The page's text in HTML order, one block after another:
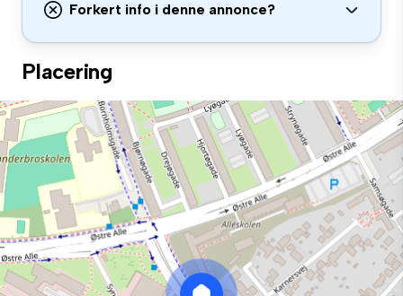
Forkert info i denne annonce?
Placering